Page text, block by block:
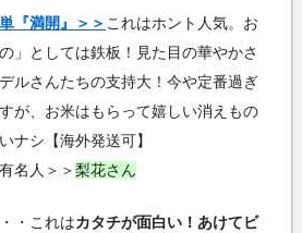
『満開』＞＞ これはホント人気。お
」としては鉄板！見た目の華やかさ
ルさんたちの支持大！今や定番過ぎ
が、お米はもらって嬉しい消えもの
ナシ【海外発送可】
名人＞＞梨花さん
・これはカタチが面白い！あけてビ